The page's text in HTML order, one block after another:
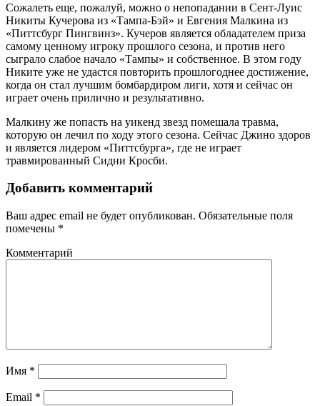
Сожалеть еще, пожалуй, можно о непопадании в Сент-Луис
Никиты Кучерова из «Тампа-Бэй» и Евгения Малкина из
«Питтсбург Пингвинз». Кучеров является обладателем приза
самому ценному игроку прошлого сезона, и против него
сыграло слабое начало «Тампы» и собственное. В этом году
Никите уже не удастся повторить прошлогоднее достижение,
когда он стал лучшим бомбардиром лиги, хотя и сейчас он
играет очень прилично и результативно.
Малкину же попасть на уикенд звезд помешала травма,
которую он лечил по ходу этого сезона. Сейчас Джино здоров
и является лидером «Питтсбурга», где не играет
травмированный Сидни Кросби.
Добавить комментарий
Ваш адрес email не будет опубликован. Обязательные поля
помечены *
Комментарий
Имя *
Email *